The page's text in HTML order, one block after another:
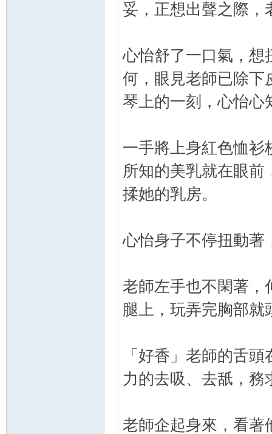
妥，正想出聲之際，
心怡舒了一口氣，想
何，眼見老師已除下
琴上的一刻，心怡心
一手將上身紅色恤衫
所知的美乳就在眼
揉她的乳房。
心怡身子不停扭動著
老師左手也不閑著，
腿上，玩弄完胸部就
「好香」老師的舌
力的去吸、去舐，務
老師企起身來，看著